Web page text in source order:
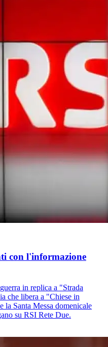
con l'informazione
in replica a "Strada
che libera a "Chiese in
la Santa Messa domenicale
su RSI Rete Due.